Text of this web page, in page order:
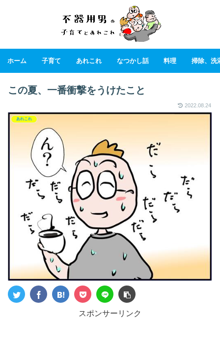
ホーム 子育て あれこれ なつかし話 料理 掃除、洗
この夏、一番衝撃をうけたこと
2022.08.24
あれこれ
スポンサーリンク